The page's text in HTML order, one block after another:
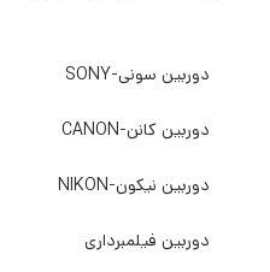
دوربین سونی-SONY
دوربین کانن-CANON
دوربین نیکون-NIKON
دوربین فیلمبرداری